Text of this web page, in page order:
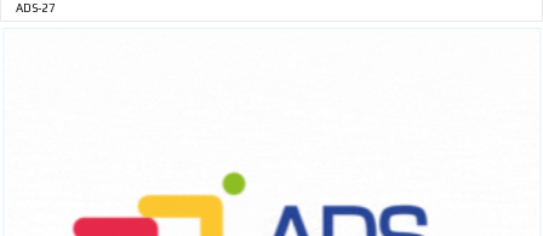
ADS-27